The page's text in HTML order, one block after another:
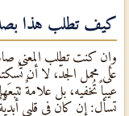
كيف تطلب هذا
وإن كنت تطلب المعنى
على محمل الجدّ، لا أن
عيباً تُخفيه، بل علامةٌ
تسأل: إن كان في قلبي